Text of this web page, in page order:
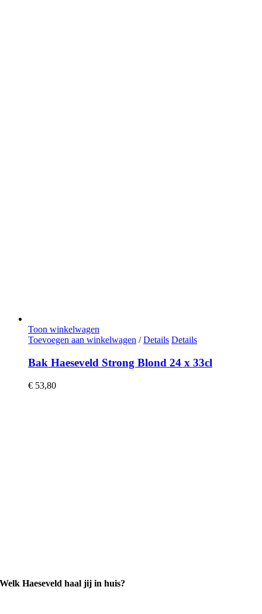
Toon winkelwagen
Toevoegen aan winkelwagen / Details Details
Bak Haeseveld Strong Blond 24 x 33cl
€ 53,80
Welk Haeseveld haal jij in huis?